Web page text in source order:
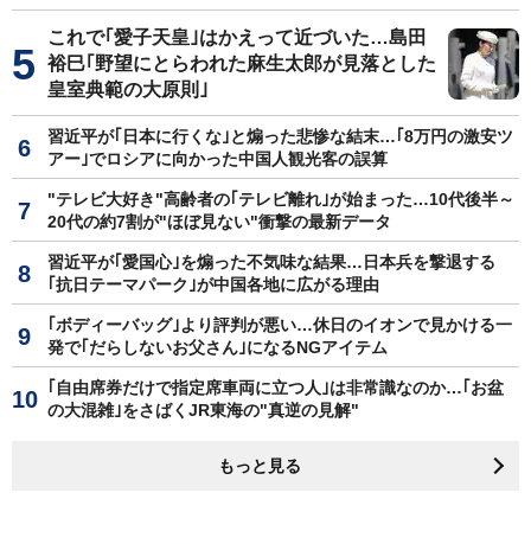
これで｢愛子天皇｣はかえって近づいた…島田
裕巳｢野望にとらわれた麻生太郎が見落とした
皇室典範の大原則｣
習近平が｢日本に行くな｣と煽った悲惨な結末…｢8万円の激安ツ
アー｣でロシアに向かった中国人観光客の誤算
"テレビ大好き"高齢者の｢テレビ離れ｣が始まった…10代後半～
20代の約7割が"ほぼ見ない"衝撃の最新データ
習近平が｢愛国心｣を煽った不気味な結果…日本兵を撃退する
｢抗日テーマパーク｣が中国各地に広がる理由
｢ボディーバッグ｣より評判が悪い…休日のイオンで見かける一
発で｢だらしないお父さん｣になるNGアイテム
｢自由席券だけで指定席車両に立つ人｣は非常識なのか…｢お盆
の大混雑｣をさばくJR東海の"真逆の見解"
もっと見る